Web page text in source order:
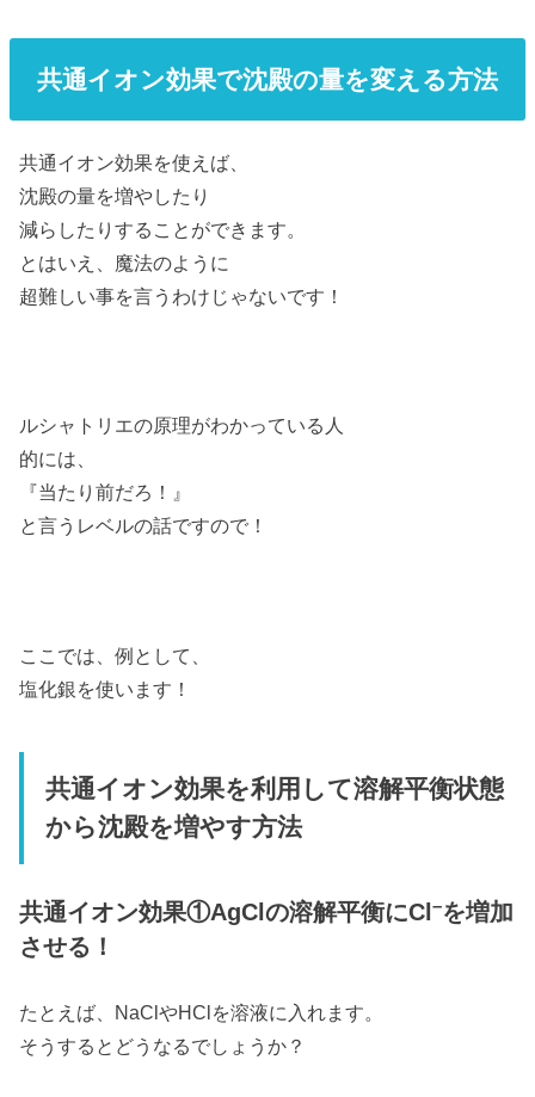
共通イオン効果で沈殿の量を変える方法
共通イオン効果を使えば、
沈殿の量を増やしたり
減らしたりすることができます。
とはいえ、魔法のように
超難しい事を言うわけじゃないです！
ルシャトリエの原理がわかっている人
的には、
『当たり前だろ！』
と言うレベルの話ですので！
ここでは、例として、
塩化銀を使います！
共通イオン効果を利用して溶解平衡状態
から沈殿を増やす方法
共通イオン効果①AgClの溶解平衡にCl–を増加
させる！
たとえば、NaClやHClを溶液に入れます。
そうするとどうなるでしょうか？